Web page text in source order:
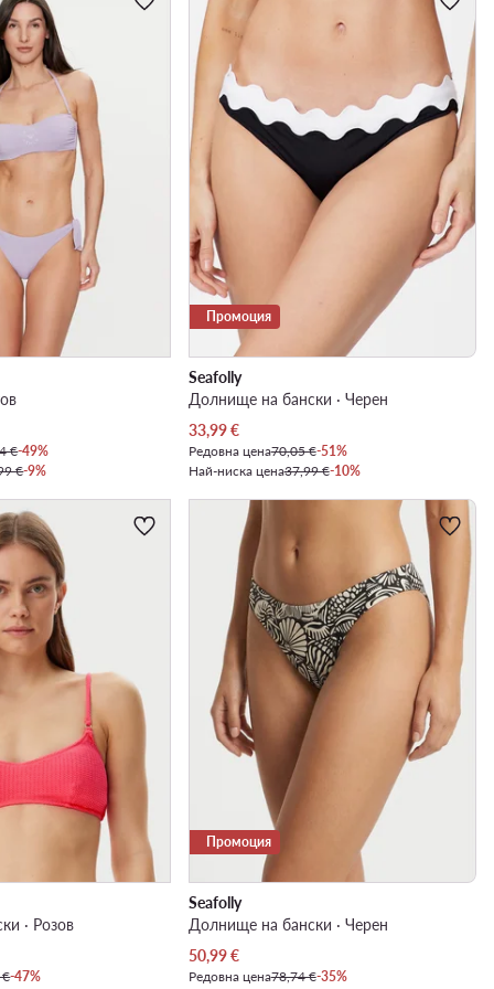
€-49%
€-9%
Промоция
Seafolly
Долнище на бански · Черен
Актуална цена
33,99€
Редовна цена70,05 €-51%
Най-ниска цена37,99 €-10%
· Розов
€-47%
Промоция
Seafolly
Долнище на бански · Черен
Актуална цена
50,99€
Редовна цена78,74 €-35%